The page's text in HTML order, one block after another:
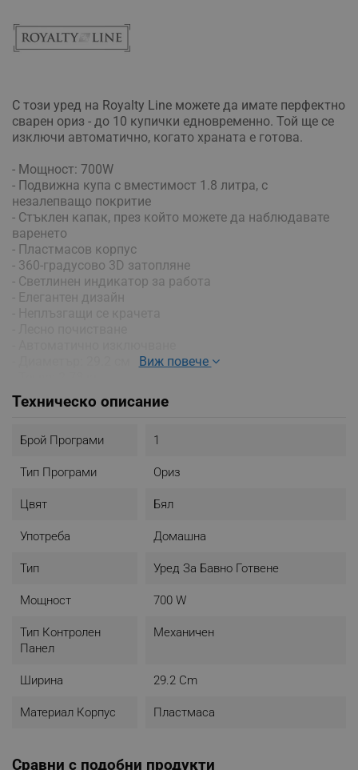
С този уред на Royalty Line можете да имате перфектно
сварен ориз - до 10 купички едновременно. Той ще се
изключи автоматично, когато храната е готова.
- Мощност: 700W
- Подвижна купа с вместимост 1.8 литра, с
незалепващо покритие
- Стъклен капак, през който можете да наблюдавате
варенето
- Пластмасов корпус
- 360-градусово 3D затопляне
- Светлинен индикатор за работа
- Елегантен дизайн
- Цвят: Бял
Виж повече
Техническо описание
Брой Програми 1
Тип Програми Ориз
Цвят Бял
Употреба Домашна
Тип Уред За Бавно Готвене
Мощност 700 W
Тип Контролен
Панел
Механичен
Ширина 29.2 Cm
Материал Корпус Пластмаса
Сравни с подобни продукти